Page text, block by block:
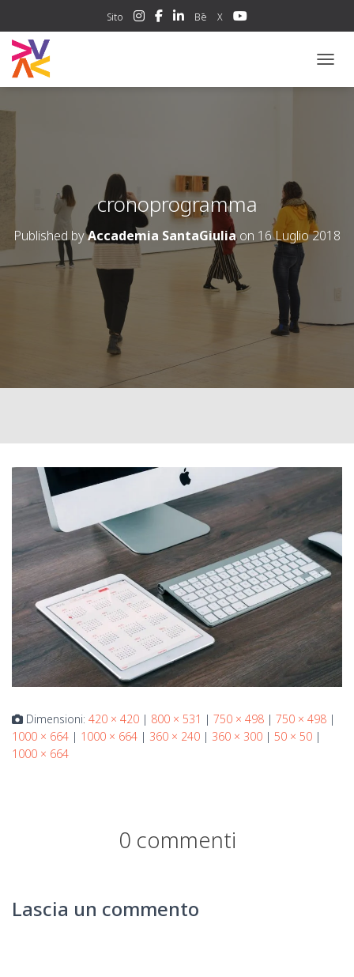
Sito Bē X
cronoprogramma
Published byAccademia SantaGiuliaon 16 Luglio 2018
Dimensioni: 420 × 420 | 800 × 531 | 750 × 498 | 750 × 498 |
1000 × 664 | 1000 × 664 | 360 × 240 | 360 × 300 | 50 × 50 |
1000 × 664
0 commenti
Lascia un commento